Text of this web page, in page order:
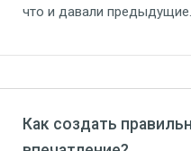
что и давали
небес, хотя они…
Как создать